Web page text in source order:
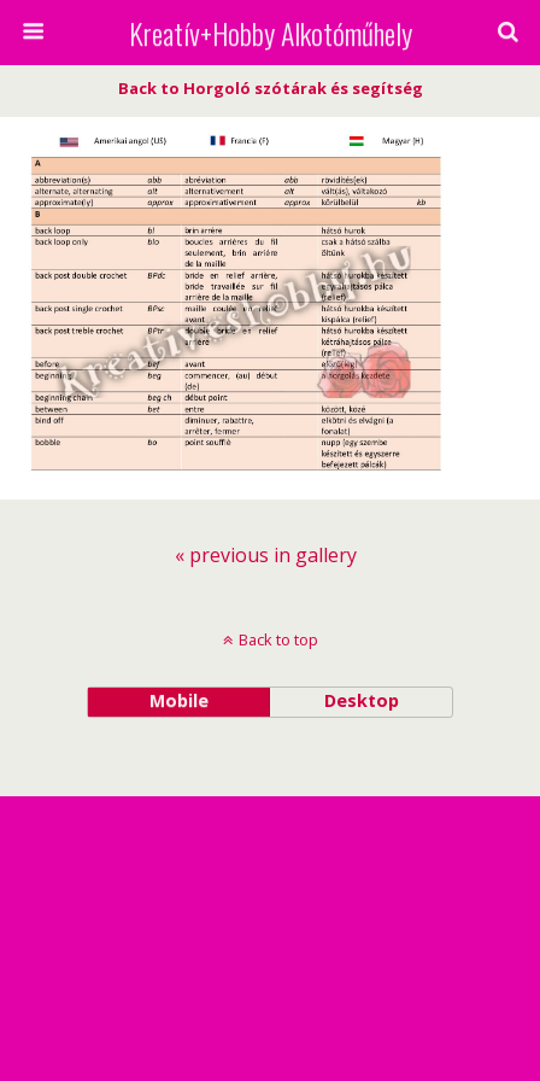
Kreatív+Hobby Alkotóműhely
Back to Horgoló szótárak és segítség
« previous in gallery
Back to top
Mobile Desktop